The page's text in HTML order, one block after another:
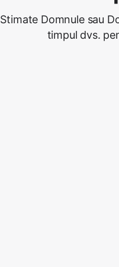
Stimate Domnule sau
timpul dvs.